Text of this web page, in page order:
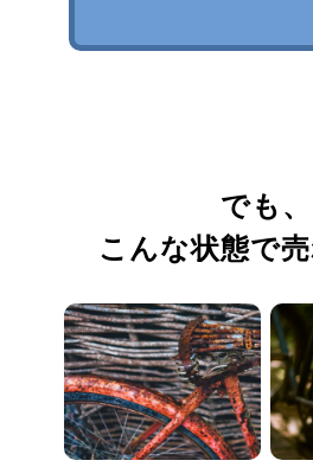
でも、
こんな状態で